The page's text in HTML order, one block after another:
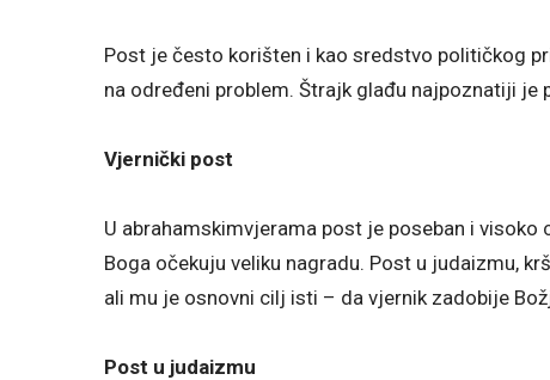
Post je često korišten i kao sredstvo političkog
na određeni problem. Štrajk glađu najpoznatiji
Vjernički post
U abrahamskimvjerama post je poseban i
Boga očekuju veliku nagradu. Post u judaizmu,
ali mu je osnovni cilj isti – da vjernik zadobije
Post u judaizmu